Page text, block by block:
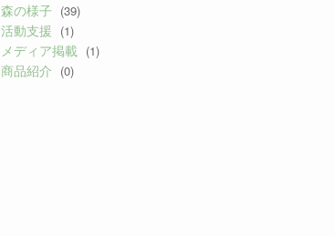
森の様子 (39)
活動支援 (1)
メディア掲載 (1)
商品紹介 (0)